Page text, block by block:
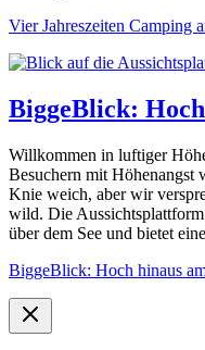
Vier Jahreszeiten Camping
BiggeBlick:
Willkommen in luftiger
Besuchern mit Höhenangst
Knie weich, aber wir
wild. Die
über dem See und bietet
BiggeBlick: Hoch hinaus